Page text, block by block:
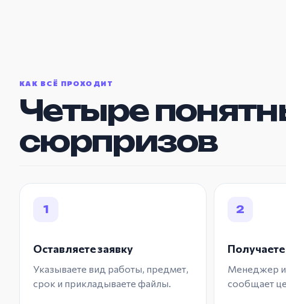
КАК ВСЁ ПРОХОДИТ
Четыре
сюрпризов
1
Оставляете заявку
Указываете вид работы, предмет,
срок и прикладываете файлы.
2
Получаете
Менеджер
сообщает